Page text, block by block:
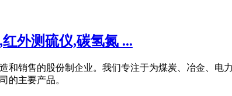
外测硫仪,碳氢氮 ...
和销售的股份制企业。我们专注于为煤炭、冶金、电
的主要产品。